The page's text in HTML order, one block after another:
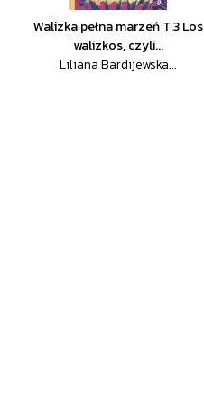
Walizka pełna marzeń T.3 Los
walizkos, czyli...
Liliana Bardijewska...